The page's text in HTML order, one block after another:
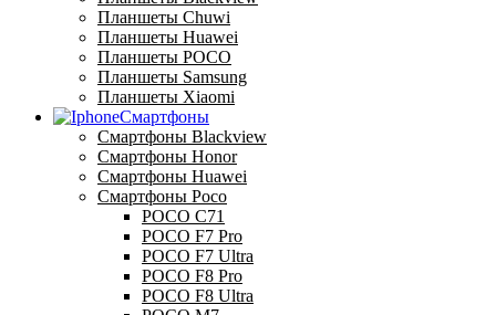
Планшеты Chuwi
Планшеты Huawei
Планшеты POCO
Планшеты Samsung
Планшеты Xiaomi
Смартфоны
Смартфоны Blackview
Смартфоны Honor
Смартфоны Huawei
Смартфоны Poco
POCO C71
POCO F7 Pro
POCO F7 Ultra
POCO F8 Pro
POCO F8 Ultra